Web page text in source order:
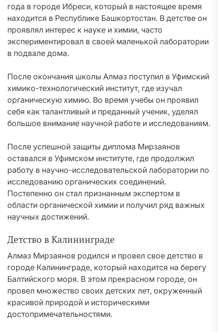
года в городе Ибреси, который в настоящее время
находится в Республике Башкортостан. В детстве он
проявлял интерес к науке и химии, часто
экспериментировал в своей маленькой лаборатории
в подвале дома.
После окончания школы Алмаз поступил в Уфимский
химико-технологический институт, где изучал
органическую химию. Во время учебы он проявил
себя как талантливый и преданный ученик, уделял
большое внимание научной работе и исследованиям.
После успешной защиты диплома Мирзаянов
оставался в Уфимском институте, где продолжил
работу в научно-исследовательской лаборатории по
исследованию органических соединений.
Постепенно он стал признанным экспертом в
области органической химии и получил ряд важных
научных достижений.
Детство в Калининграде
Алмаз Мирзаянов родился и провел свое детство в
городе Калининграде, который находится на берегу
Балтийского моря. В этом прекрасном городе, он
провел множество своих детских лет, окруженный
красивой природой и историческими
достопримечательностями.